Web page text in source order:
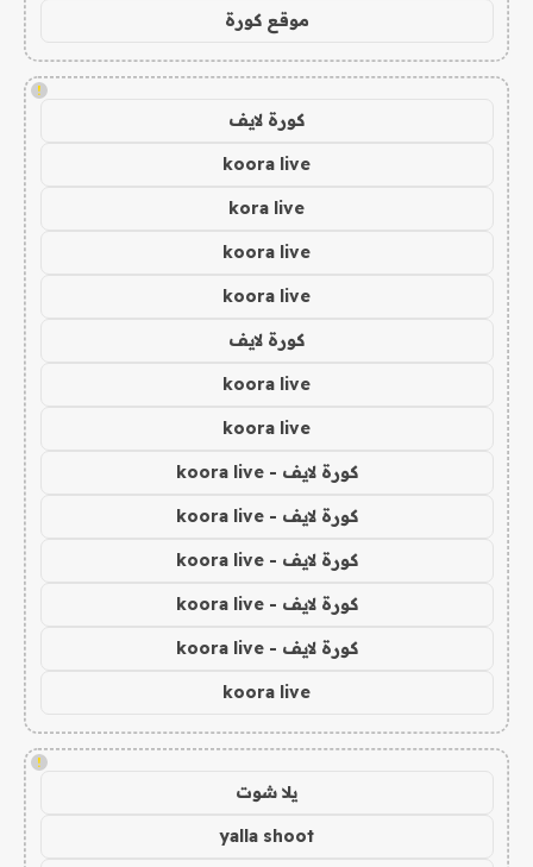
موقع كورة
!
كورة لايف
koora live
kora live
koora live
koora live
كورة لايف
koora live
koora live
كورة لايف - koora live
كورة لايف - koora live
كورة لايف - koora live
كورة لايف - koora live
كورة لايف - koora live
koora live
!
يلا شوت
yalla shoot